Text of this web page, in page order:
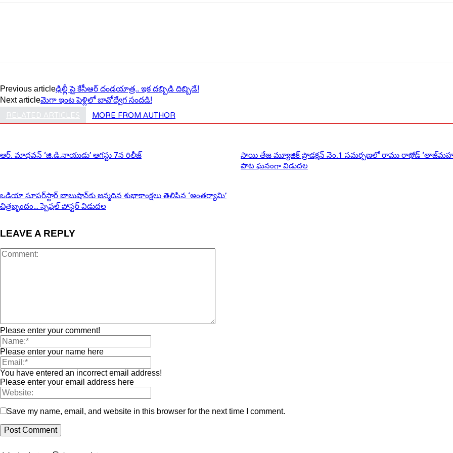
Previous articleఢిల్లీ పై కేసీఆర్ దండ‌యాత్ర‌.. ఇక ద‌బ్బిడి దిబ్బిడే!
Next articleమెగా ఇంట పెళ్లిలో బావోద్వేగ సంద‌డి!
RELATED ARTICLES MORE FROM AUTHOR
ఆర్‌. మాధవన్‌ ‘జి.డి.నాయుడు’ ఆగస్టు 7న రిలీజ్
సాయి తేజ మ్యూజిక్ ప్రొడక్షన్ నెం.1 సమర్పణలో రాము రాథోడ్
పాట ఘనంగా విడుదల
ఒడియా సూపర్‌స్టార్ బాబుషాన్‌కు జన్మదిన శుభాకాంక్షలు తెలిపిన ‘అంతర్యామి’
చిత్రబృందం… స్పెషల్ పోస్టర్ విడుదల
LEAVE A REPLY
Please enter your comment!
Please enter your name here
You have entered an incorrect email address!
Please enter your email address here
Save my name, email, and website in this browser for the next time I comment.